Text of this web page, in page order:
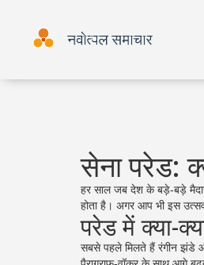
सेना परेड:
हर साल जब देश के बड़े‑बड़े
होता है। अगर आप भी इस
परेड में क्या-
सबसे पहले मिलते हैं रंगीन झंडे